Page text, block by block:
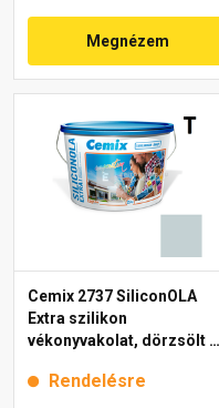
Megnézem
Cemix 2737 SiliconOLA
Extra szilikon
vékonyvakolat, dörzsölt 2
Rendelésre